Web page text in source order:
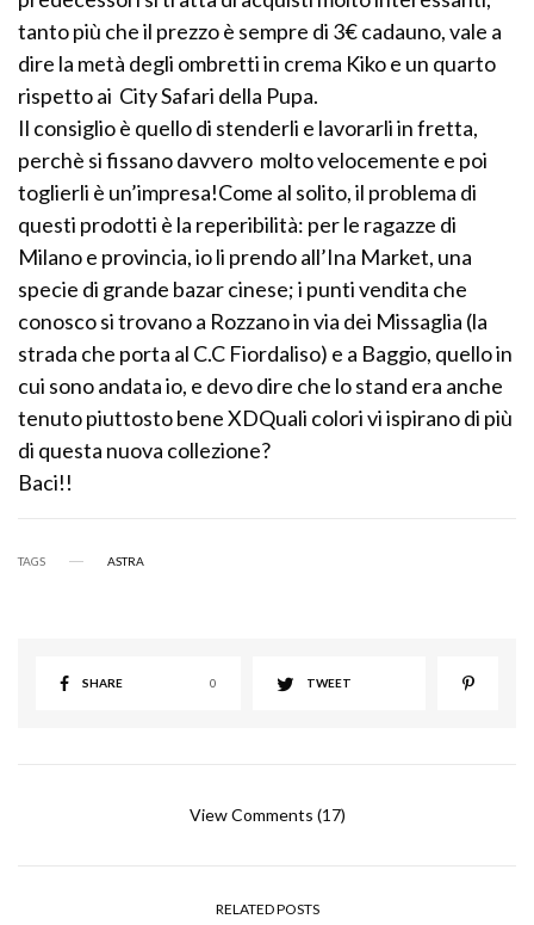
tanto più che il prezzo è sempre di 3€ cadauno, vale a
dire la metà degli ombretti in crema Kiko e un quarto
rispetto ai City Safari della Pupa.
Il consiglio è quello di stenderli e lavorarli in fretta,
perchè si fissano davvero molto velocemente e poi
toglierli è un’impresa!Come al solito, il problema di
questi prodotti è la reperibilità: per le ragazze di
Milano e provincia, io li prendo all’Ina Market, una
specie di grande bazar cinese; i punti vendita che
conosco si trovano a Rozzano in via dei Missaglia (la
strada che porta al C.C Fiordaliso) e a Baggio, quello in
cui sono andata io, e devo dire che lo stand era anche
tenuto piuttosto bene XDQuali colori vi ispirano di più
di questa nuova collezione?
Baci!!
TAGS ASTRA
SHARE 0 TWEET
View Comments (17)
RELATED POSTS